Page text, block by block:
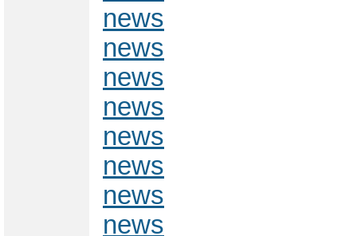
news
news
news
news
news
news
news
news